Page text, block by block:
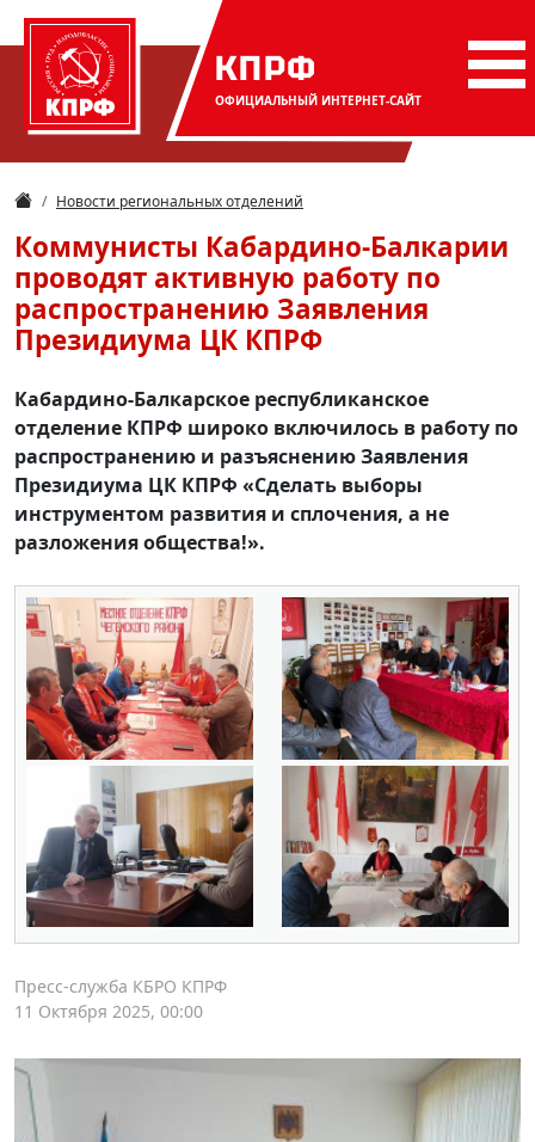
КПРФ
ОФИЦИАЛЬНЫЙ ИНТЕРНЕТ-САЙТ
Новости региональных отделений
Коммунисты Кабардино-Балкарии
проводят активную работу по
распространению Заявления
Президиума ЦК КПРФ
Кабардино-Балкарское республиканское
отделение КПРФ широко включилось в работу по
распространению и разъяснению Заявления
Президиума ЦК КПРФ «Сделать выборы
инструментом развития и сплочения, а не
разложения общества!».
Пресс-служба КБРО КПРФ
11 Октября 2025, 00:00